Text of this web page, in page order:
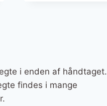
i enden af håndtaget.
findes i mange